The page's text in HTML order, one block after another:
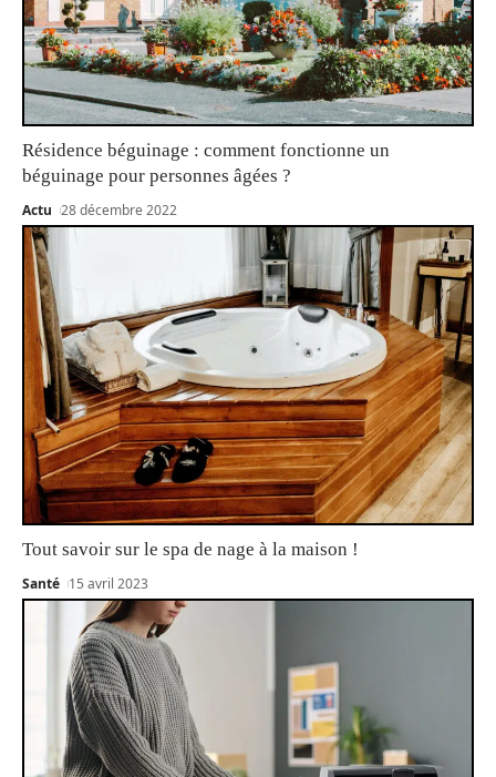
Résidence béguinage : comment fonctionne un
béguinage pour personnes âgées ?
Actu 28 décembre 2022
Tout savoir sur le spa de nage à la maison !
Santé 15 avril 2023